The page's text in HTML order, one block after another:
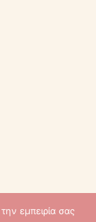
εμπειρία σας